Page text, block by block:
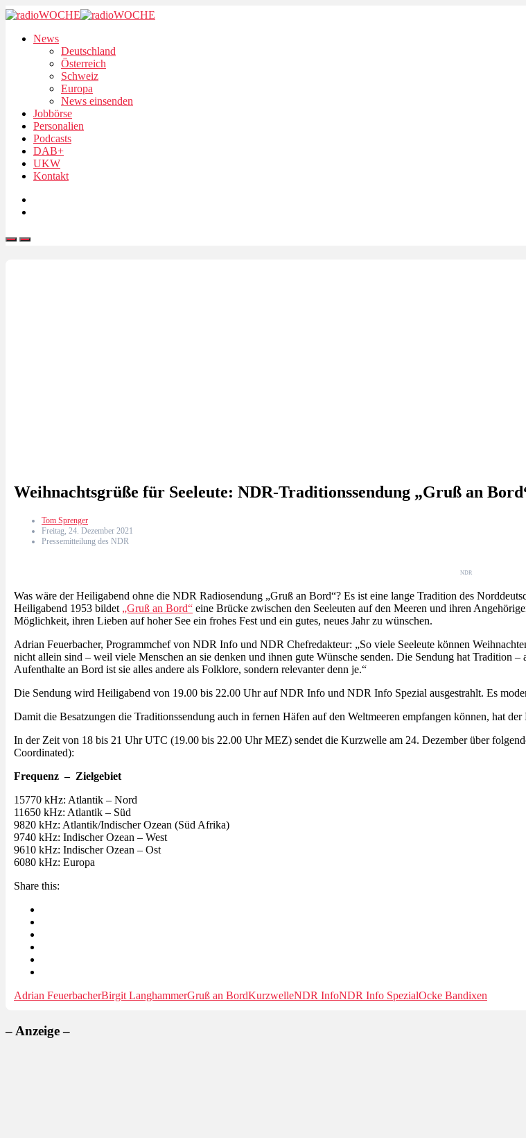
News
Deutschland
Österreich
Schweiz
Europa
News einsenden
Jobbörse
Personalien
Podcasts
DAB+
UKW
Kontakt
Weihnachtsgrüße für Seeleute: NDR-Traditionssendung „Gruß an
Tom Sprenger
Freitag, 24. Dezember 2021
Pressemitteilung des NDR
NDR
Was wäre der Heiligabend ohne die NDR Radiosendung „Gruß an Bord“? Es ist eine lange Tradition des
Heiligabend 1953 bildet „Gruß an Bord“ eine Brücke zwischen den Seeleuten auf den Meeren und ihren
Möglichkeit, ihren Lieben auf hoher See ein frohes Fest und ein gutes, neues Jahr zu wünschen.
Adrian Feuerbacher, Programmchef von NDR Info und NDR Chefredakteur: „So viele Seeleute können
nicht allein sind – weil viele Menschen an sie denken und ihnen gute Wünsche senden. Die Sendung hat Tradition
Aufenthalte an Bord ist sie alles andere als Folklore, sondern relevanter denn je.“
Die Sendung wird Heiligabend von 19.00 bis 22.00 Uhr auf NDR Info und NDR Info Spezial ausgestrahlt. Es
Damit die Besatzungen die Traditionssendung auch in fernen Häfen auf den Weltmeeren empfangen können, hat
In der Zeit von 18 bis 21 Uhr UTC (19.00 bis 22.00 Uhr MEZ) sendet die Kurzwelle am 24. Dezember über
Coordinated):
Frequenz – Zielgebiet
15770 kHz: Atlantik – Nord
11650 kHz: Atlantik – Süd
9820 kHz: Atlantik/Indischer Ozean (Süd Afrika)
9740 kHz: Indischer Ozean – West
9610 kHz: Indischer Ozean – Ost
6080 kHz: Europa
Share this:
Adrian FeuerbacherBirgit LanghammerGruß an BordKurzwelleNDR InfoNDR Info SpezialOcke Bandixen
– Anzeige –